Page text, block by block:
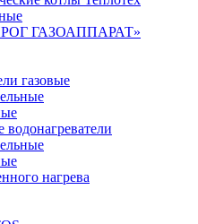
ГАЗОАППАРАТ»
газовые
водонагреватели
нагрева